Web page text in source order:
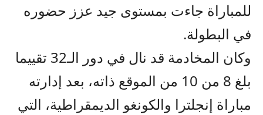
للمباراة جاءت بمستوى جيد عزز حضوره
في البطولة.
وكان المخادمة قد نال في دور الـ32 تقييما
بلغ 8 من 10 من الموقع ذاته، بعد إدارته
مباراة إنجلترا والكونغو الديمقراطية، التي